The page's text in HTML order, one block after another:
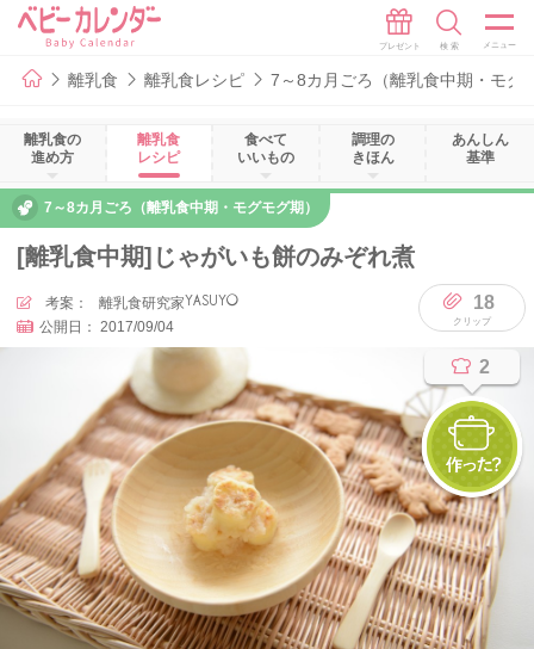
離乳食 離乳食レシピ 7～8カ月ごろ（離乳食中期・モグ
離乳食の
進め方
離乳食
レシピ
食べて
いいもの
調理の
きほん
あんしん
基準
7～8カ月ごろ（離乳食中期・モグモグ期）
[離乳食中期]じゃがいも餅のみぞれ煮
考案：
離乳食研究家YASUYO
公開日：
2017/09/04
18
2